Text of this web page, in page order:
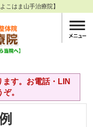
こはま山手治療院】
す。お電話・LIN
。